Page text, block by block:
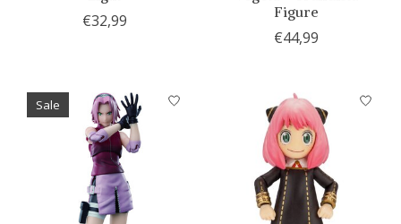
€32,99
Figure
€44,99
Sale